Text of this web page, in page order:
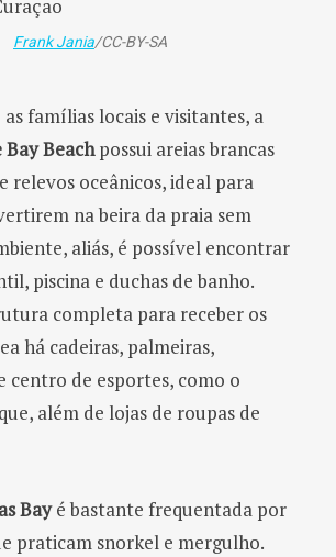
Frank Jania/CC-BY-SA
famílias locais e visitantes, a
Bay Beachpossui areias brancas
relevos oceânicos, ideal para
na beira da praia sem
aliás, é possível encontrar
piscina e duchas de banho.
completa para receber os
há cadeiras, palmeiras,
centro de esportes, como o
além de lojas de roupas de
Bayé bastante frequentada por
praticam snorkel e mergulho.